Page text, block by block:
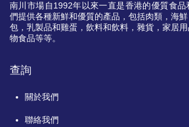
南川市場自1992年以來一直是香港的優質食
們提供各種新鮮和優質的產品，包括肉類，海
包，乳製品和雞蛋，飲料和飲料，雜貨，家居
物食品等等。
查詢
關於我們
聯絡我們